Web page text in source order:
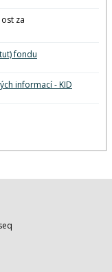
za
fondu
informací - KID